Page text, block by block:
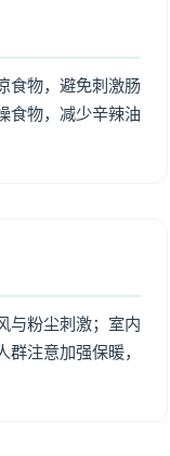
食物，避免刺激肠
食物，减少辛辣油
与粉尘刺激；室内
注意加强保暖，